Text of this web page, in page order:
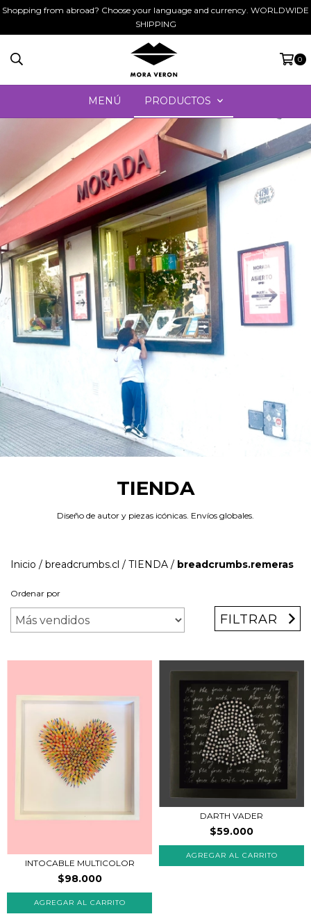
Shopping from abroad? Choose your language and currency. WORLDWIDE
SHIPPING
0
MENÚ PRODUCTOS
TIENDA
Diseño de autor y piezas icónicas. Envíos globales.
Inicio / breadcrumbs.cl / TIENDA / breadcrumbs.remeras
Ordenar por
FILTRAR
INTOCABLE MULTICOLOR
$98.000
AGREGAR AL CARRITO
DARTH VADER
$59.000